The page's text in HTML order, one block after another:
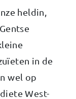
heldin,
in de
wel op
West-